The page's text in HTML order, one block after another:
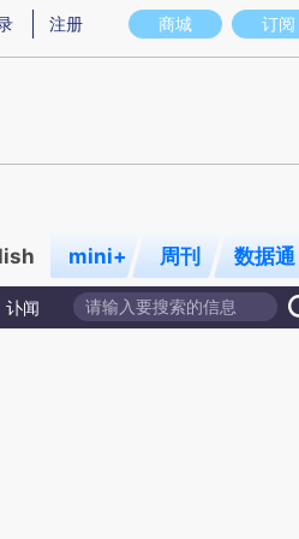
意图存在偏差。不代表财新观点和立场。
商城 订阅
注册
mini+ 周刊 数据通
讣闻